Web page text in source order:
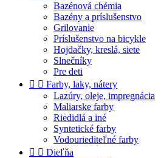
Bazénová chémia
Bazény a príslušenstvo
Grilovanie
Príslušenstvo na bicykle
Hojdačky, kreslá, siete
Slnečníky
Pre deti
  Farby, laky, nátery
Lazúry, oleje, impregnácia
Maliarske farby
Riedidlá a iné
Syntetické farby
Vodouriediteľné farby
  Dieľňa